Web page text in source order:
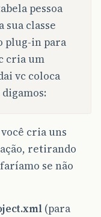
pessoa
sua classe
plug-in para
cria um
vc coloca
cria uns
retirando
se não
(para